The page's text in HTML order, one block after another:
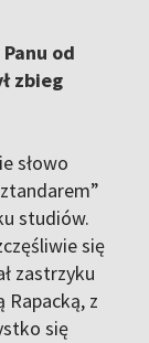
od
zbieg
słowo
studiów.
się
zastrzyku
Rapacką, z
się